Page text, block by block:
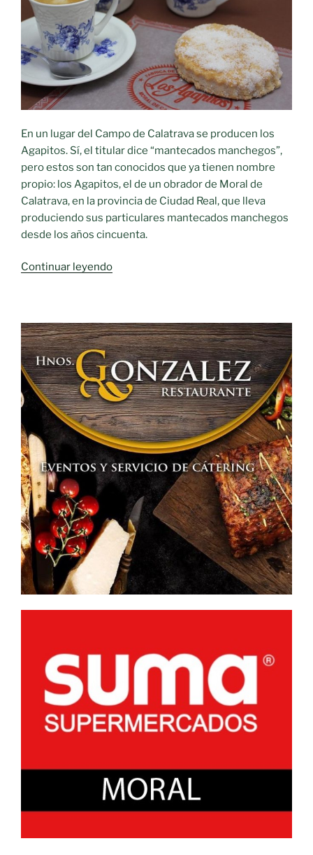
En un lugar del Campo de Calatrava se producen los
Agapitos. Sí, el titular dice “mantecados manchegos”,
pero estos son tan conocidos que ya tienen nombre
propio: los Agapitos, el de un obrador de Moral de
Calatrava, en la provincia de Ciudad Real, que lleva
produciendo sus particulares mantecados manchegos
desde los años cincuenta.
Continuar leyendo«Todavía
de
disfrutar
de
un
buen
mantecado.
Los
Agapitos»